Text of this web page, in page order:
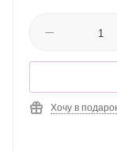
Хочу в